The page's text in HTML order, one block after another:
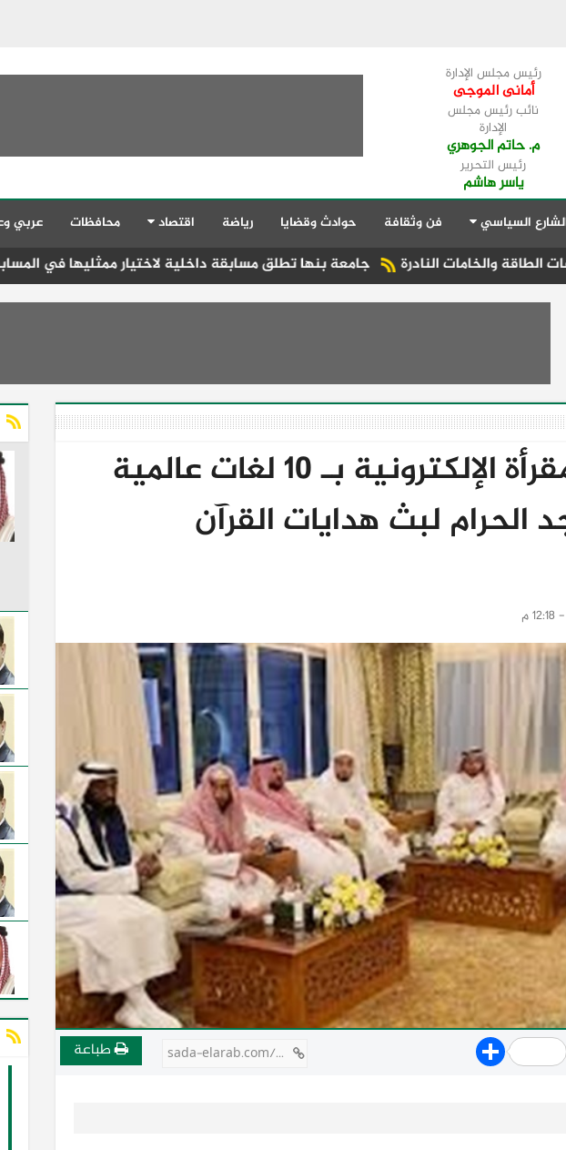
رئيس مجلس الإدارة
أمانى الموجى
نائب رئيس مجلس
الإدارة
م. حاتم الجوهري
رئيس التحرير
ياسر هاشم
السياسي فن وثقافة حوادث وقضايا رياضة اقتصاد محافظات عربي
جامعة بنها تطلق مسابقة داخلية لاختيار ممثليها في المسابقة القومية النادرة
تدشين المقرأة الإلكترونية بـ 10 لغات عالمية
لبث هدايات القرآن
Share طباعة sada-elarab.com/756772